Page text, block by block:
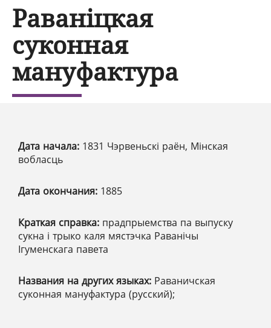
Раваніцкая
суконная
мануфактура
Дата начала: 1831 Чэрвеньскі раён, Мінская
вобласць
Дата окончания: 1885
Краткая справка: прадпрыемства па выпуску
сукна і трыко каля мястэчка Раванічы
Ігуменскага павета
Названия на других языках: Раваничская
суконная мануфактура (русский);